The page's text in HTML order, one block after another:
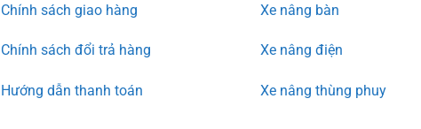
Chính sách giao hàng
Chính sách đổi trả hàng
Hướng dẫn thanh toán
Xe nâng bàn
Xe nâng điện
Xe nâng thùng phuy